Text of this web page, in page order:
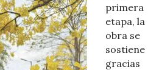
primera
etapa, la
obra se
sostiene
gracias